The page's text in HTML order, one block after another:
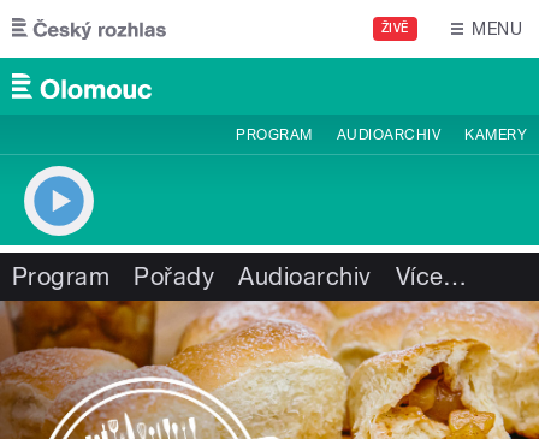
Přejít k hlavnímu obsahu
ŽIVĚ MENU
PROGRAM AUDIOARCHIV KAMERY
Program Pořady Audioarchiv Více…